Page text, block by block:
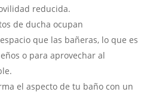
reducida.
de ducha ocupan
que las bañeras, lo que es
o para aprovechar al
el aspecto de tu baño con un